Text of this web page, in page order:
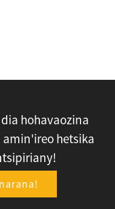
hohavaozina
hetsika